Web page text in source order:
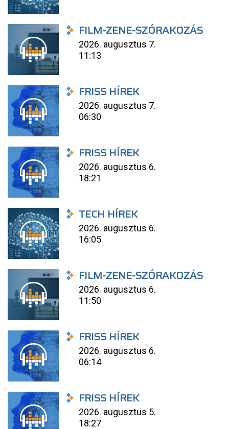
FILM-ZENE-SZÓRAKOZÁS
2026. augusztus 7.
11:13
FRISS HÍREK
2026. augusztus 7.
06:30
FRISS HÍREK
2026. augusztus 6.
18:21
TECH HÍREK
2026. augusztus 6.
16:05
FILM-ZENE-SZÓRAKOZÁS
2026. augusztus 6.
11:50
FRISS HÍREK
2026. augusztus 6.
06:14
FRISS HÍREK
2026. augusztus 5.
18:27